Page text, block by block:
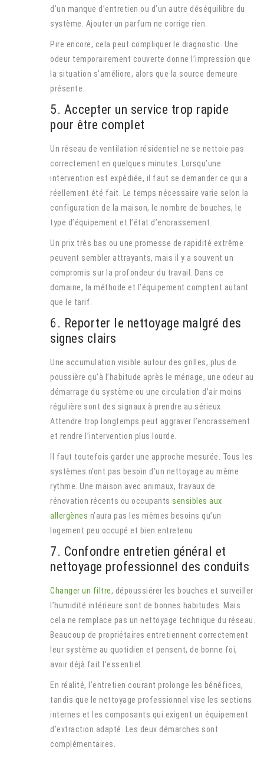
d’un manque d’entretien ou d’un autre déséquilibre du
système. Ajouter un parfum ne corrige rien.
Pire encore, cela peut compliquer le diagnostic. Une
odeur temporairement couverte donne l’impression que
la situation s’améliore, alors que la source demeure
présente.
5. Accepter un service trop rapide
pour être complet
Un réseau de ventilation résidentiel ne se nettoie pas
correctement en quelques minutes. Lorsqu’une
intervention est expédiée, il faut se demander ce qui a
réellement été fait. Le temps nécessaire varie selon la
configuration de la maison, le nombre de bouches, le
type d’équipement et l’état d’encrassement.
Un prix très bas ou une promesse de rapidité extrême
peuvent sembler attrayants, mais il y a souvent un
compromis sur la profondeur du travail. Dans ce
domaine, la méthode et l’équipement comptent autant
que le tarif.
6. Reporter le nettoyage malgré des
signes clairs
Une accumulation visible autour des grilles, plus de
poussière qu’à l’habitude après le ménage, une odeur au
démarrage du système ou une circulation d’air moins
régulière sont des signaux à prendre au sérieux.
Attendre trop longtemps peut aggraver l’encrassement
et rendre l’intervention plus lourde.
Il faut toutefois garder une approche mesurée. Tous les
systèmes n’ont pas besoin d’un nettoyage au même
rythme. Une maison avec animaux, travaux de
rénovation récents ou occupants sensibles aux
allergènes n’aura pas les mêmes besoins qu’un
logement peu occupé et bien entretenu.
7. Confondre entretien général et
nettoyage professionnel des conduits
Changer un filtre, dépoussiérer les bouches et surveiller
l’humidité intérieure sont de bonnes habitudes. Mais
cela ne remplace pas un nettoyage technique du réseau.
Beaucoup de propriétaires entretiennent correctement
leur système au quotidien et pensent, de bonne foi,
avoir déjà fait l’essentiel.
En réalité, l’entretien courant prolonge les bénéfices,
tandis que le nettoyage professionnel vise les sections
internes et les composants qui exigent un équipement
d’extraction adapté. Les deux démarches sont
complémentaires.